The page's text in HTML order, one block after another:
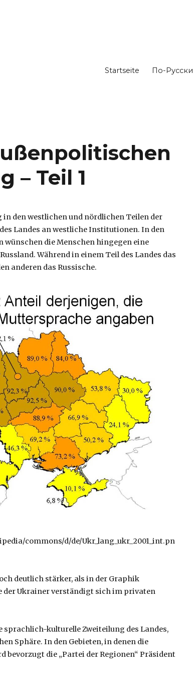
Startseite По-Русски
– Teil 1
in den westlichen und nördlichen Teilen der
Landes an westliche Institutionen. In den
wünschen die Menschen hingegen eine
Während in einem Teil des Landes das
anderen das Russische.
commons/d/de/Ukr_lang_ukr_2001_int.pn
deutlich stärker, als in der Graphik
der Ukrainer verständigt sich im privaten
kulturelle Zweiteilung des Landes,
Sphäre. In den Gebieten, in denen die
bevorzugt die „Partei der Regionen“ Präsident